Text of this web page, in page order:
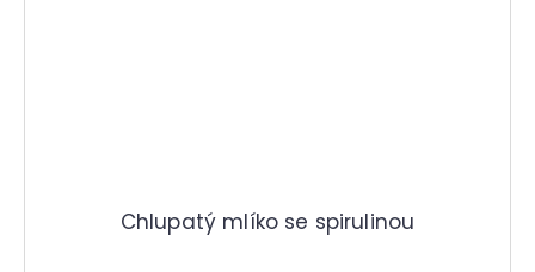
Chlupatý mlíko se spirulinou